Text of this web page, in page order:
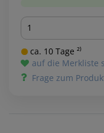
Menge
ca. 10 Tage ²⁾
auf die Merkliste
Frage zum